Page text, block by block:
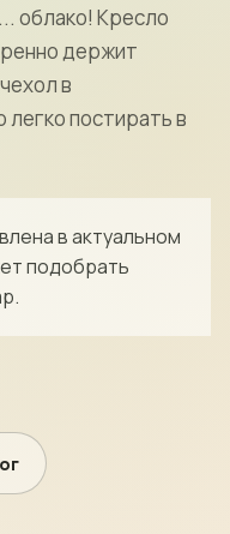
облако! Кресло
держит
в
постирать в
в актуальном
подобрать